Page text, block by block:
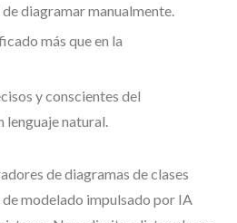
diagramar manualmente.
más que en la
y conscientes del
natural.
de diagramas de clases
modelado impulsado por IA